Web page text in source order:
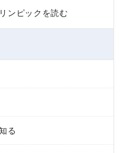
ンピックを読む
る